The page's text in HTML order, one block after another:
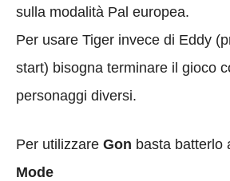
sulla modalità Pal europea.
Per usare Tiger invece di Eddy
start) bisogna terminare il gioco
personaggi diversi.
Per utilizzare Gon basta batterlo
Mode